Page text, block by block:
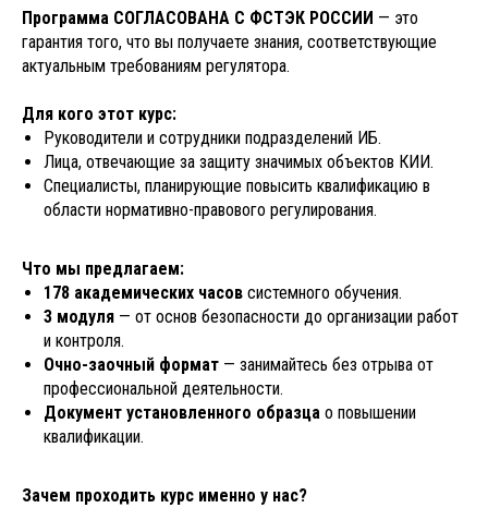
Программа СОГЛАСОВАНА С ФСТЭК РОССИИ — это
гарантия того, что вы получаете знания, соответствующие
актуальным требованиям регулятора.
Для кого этот курс:
Руководители и сотрудники подразделений ИБ.
Лица, отвечающие за защиту значимых объектов КИИ.
Специалисты, планирующие повысить квалификацию в
области нормативно-правового регулирования.
Что мы предлагаем:
178 академических часов системного обучения.
3 модуля — от основ безопасности до организации работ
и контроля.
Очно-заочный формат — занимайтесь без отрыва от
профессиональной деятельности.
Документ установленного образца о повышении
квалификации.
Зачем проходить курс именно у нас?